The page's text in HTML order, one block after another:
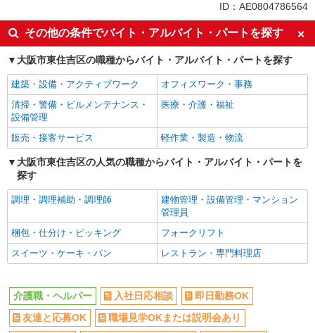
入社日応相談
即日勤務OK
友達と応募OK
職場見学OKまたは説明会あり
未経験歓迎
経験者・有資格者歓迎
女性活躍中
主婦・主夫歓迎
フリーター歓迎
学歴不問
ブランクOK
ミドル（40代～）活躍中
エルダー（50代～）活躍中
昇給あり
禁煙・分煙
バイク通勤OK
自転車通勤OK
残業ほぼなし
転勤なし
交通費支給
社会保険あり
産休・育休取得実績あり
各種手当（家族・役職・インセン
ティブなど）あり
資格取得支援制度あり
髪型・髪色自由
髭（ひげ）OK
ネイルOK
ID：AE0804786564
その他の条件でバイト・アルバイト・パートを探す
大阪市東住吉区の職種からバイト・アルバイト・パートを探す
建築・設備・アクティブワーク
オフィスワーク・事務
清掃・警備・ビルメンテナンス・
設備管理
医療・介護・福祉
販売・接客サービス 軽作業・製造・物流
大阪市東住吉区の人気の職種からバイト・アルバイト・パートを
探す
調理・調理補助・調理師
建物管理・設備管理・マンション
管理員
梱包・仕分け・ピッキング
フォークリフト
スイーツ・ケーキ・パン
レストラン・専門料理店
介護職・ヘルパー 入社日応相談
即日勤務OK
友達と応募OK
職場見学OKまたは説明会あり